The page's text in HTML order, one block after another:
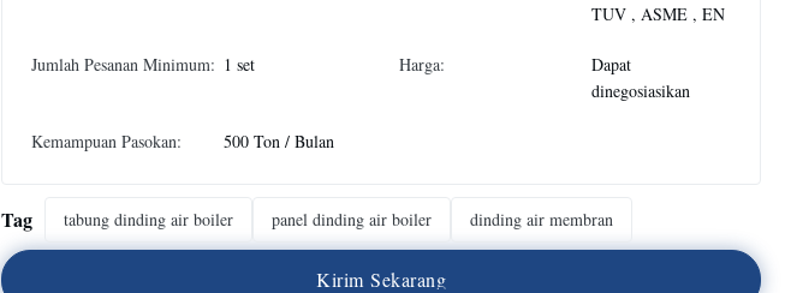
TUV , ASME , EN
Jumlah Pesanan Minimum: 1 set Harga:
Dapat
dinegosiasikan
Kemampuan Pasokan: 500 Ton / Bulan
Tag tabung dinding air boiler panel dinding air boiler dinding air membran
Kirim Sekarang